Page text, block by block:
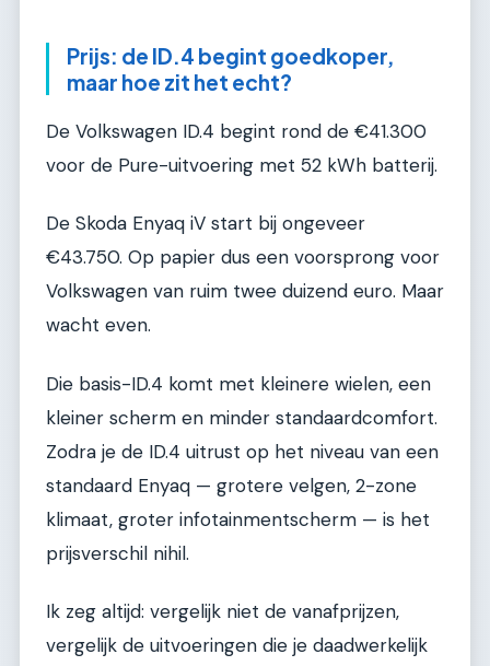
Prijs: de ID.4 begint goedkoper,
maar hoe zit het echt?
De Volkswagen ID.4 begint rond de €41.300
voor de Pure-uitvoering met 52 kWh batterij.
De Skoda Enyaq iV start bij ongeveer
€43.750. Op papier dus een voorsprong voor
Volkswagen van ruim twee duizend euro. Maar
wacht even.
Die basis-ID.4 komt met kleinere wielen, een
kleiner scherm en minder standaardcomfort.
Zodra je de ID.4 uitrust op het niveau van een
standaard Enyaq — grotere velgen, 2-zone
klimaat, groter infotainmentscherm — is het
prijsverschil nihil.
Ik zeg altijd: vergelijk niet de vanafprijzen,
vergelijk de uitvoeringen die je daadwerkelijk